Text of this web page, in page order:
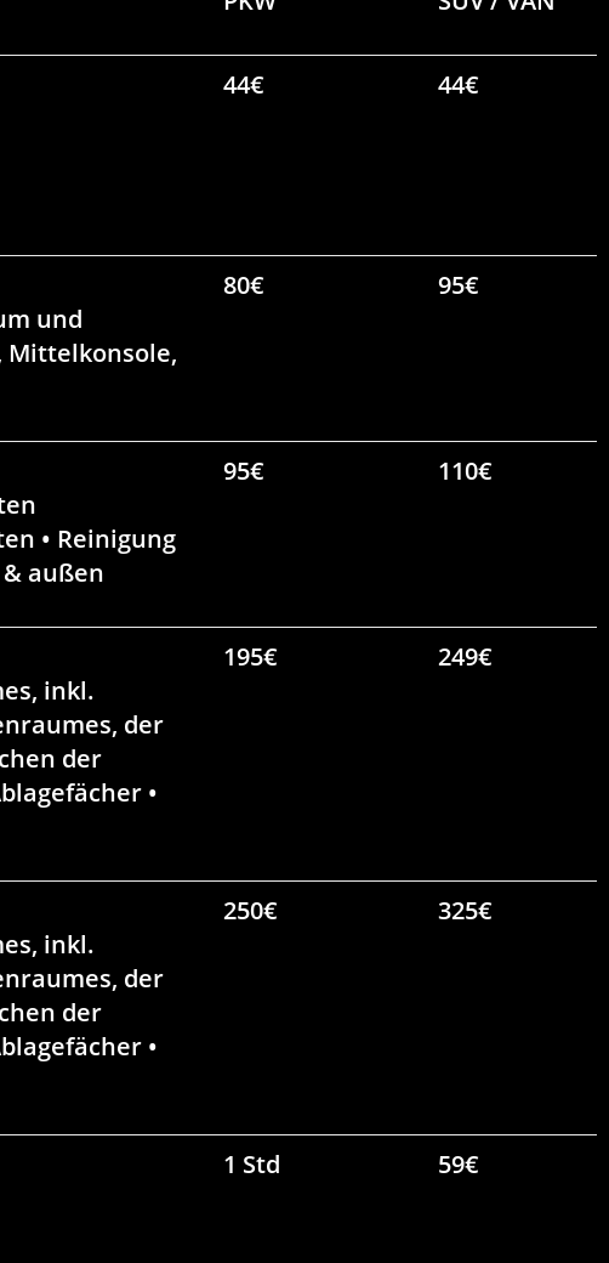
44€ 44€
und
Mittelkonsole,
80€ 95€
• Reinigung
außen
95€ 110€
inkl.
der
der
•
195€ 249€
inkl.
der
der
•
250€ 325€
1 Std 59€